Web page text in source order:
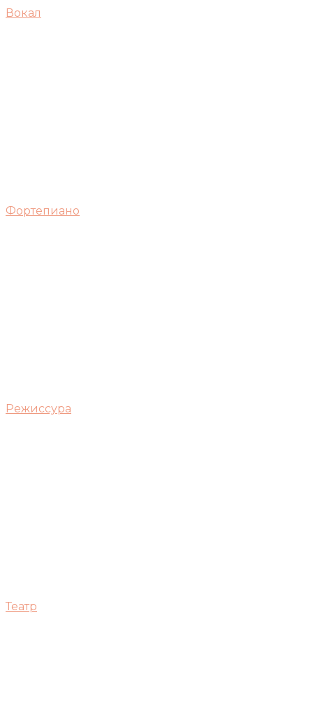
Вокал
Фортепиано
Режиссура
Театр